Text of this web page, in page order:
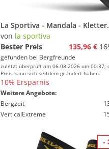
La
von la sportiva
Bester Preis
135,96 €
gefunden bei Bergfreunde
zuletzt überprüft am 06.08.2026 um 00:37;
Preis kann sich seitdem geändert haben.
10% Ersparnis
Weitere Angebote:
Bergzeit
VerticalExtreme
-